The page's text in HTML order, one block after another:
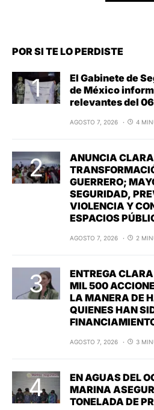
POR SI TE LO PERDISTE
El Gabinete de
de México
relevantes del
AGOSTO 7, 2026 4
ANUNCIA
GUERRERO;
SEGURIDAD,
VIOLENCIA Y
ESPACIOS
AGOSTO 7, 2026 2
ENTREGA
MIL 500
LA MANERA DE
QUIENES HAN
AGOSTO 7, 2026 3
EN AGUAS DEL
MARINA
TONELADA DE